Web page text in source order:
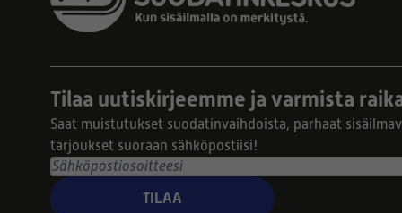
Tilaa uutiskirjeemme ja varmista
Saat muistutukset suodatinvaihdoista, parhaat
tarjoukset suoraan sähköpostiisi!
TILAA